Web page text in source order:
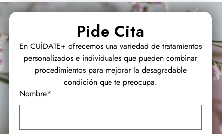
Pide Cita
En CUÍDATE+ ofrecemos una variedad de tratamientos
personalizados e individuales que pueden combinar
procedimientos para mejorar la desagradable
condición que te preocupa.
Nombre*